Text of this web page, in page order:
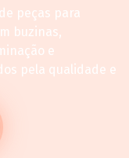
peças para
buzinas,
e
pela qualidade e